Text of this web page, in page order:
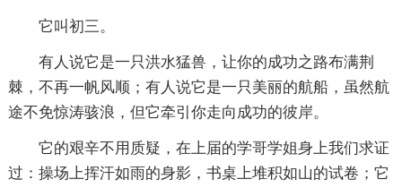
它叫初三。
有人说它是一只洪水猛兽，让你的成功之路布满荆
棘，不再一帆风顺；有人说它是一只美丽的航船，虽然航
途不免惊涛骇浪，但它牵引你走向成功的彼岸。
它的艰辛不用质疑，在上届的学哥学姐身上我们求证
过：操场上挥汗如雨的身影，书桌上堆积如山的试卷；它